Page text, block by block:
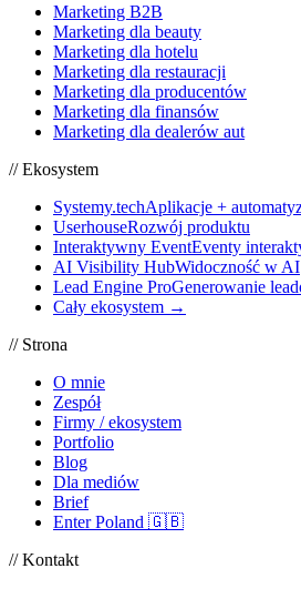
Marketing B2B
Marketing dla beauty
Marketing dla hotelu
Marketing dla restauracji
Marketing dla producentów
Marketing dla finansów
Marketing dla dealerów aut
// Ekosystem
Systemy.techAplikacje +
UserhouseRozwój produktu
Interaktywny EventEventy
AI Visibility HubWidoczność w AI
Lead Engine ProGenerowanie
Cały ekosystem →
// Strona
O mnie
Zespół
Firmy / ekosystem
Portfolio
Blog
Dla mediów
Brief
Enter Poland 🇬🇧
// Kontakt